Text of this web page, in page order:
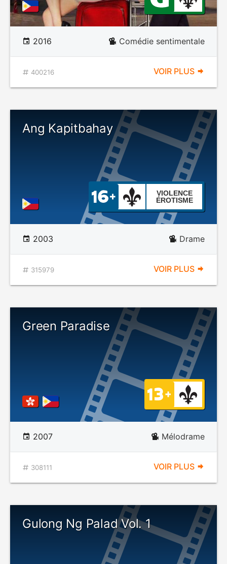
2016 Comédie sentimentale
400216 VOIR PLUS
Ang Kapitbahay
VIOLENCE
ÉROTISME
2003 Drame
315979 VOIR PLUS
Green Paradise
2007 Mélodrame
308111 VOIR PLUS
Gulong Ng Palad Vol. 1